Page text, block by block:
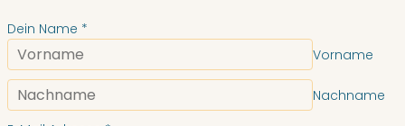
Dein Name *
Vorname
Nachname